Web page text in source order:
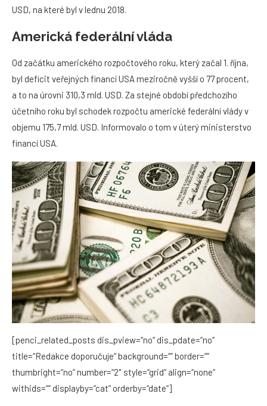
USD, na které byl v lednu 2018.
Americká federální vláda
Od začátku amerického rozpočtového roku, který začal 1. října,
byl deficit veřejných financí USA meziročně vyšší o 77 procent,
a to na úrovni 310,3 mld. USD. Za stejné období předchozího
účetního roku byl schodek rozpočtu americké federální vlády v
objemu 175,7 mld. USD. Informovalo o tom v úterý ministerstvo
financí USA.
[penci_related_posts dis_pview=“no“ dis_pdate=“no“
title=“Redakce doporučuje“ background=““ border=““
thumbright=“no“ number=“2″ style=“grid“ align=“none“
withids=““ displayby=“cat“ orderby=“date“]